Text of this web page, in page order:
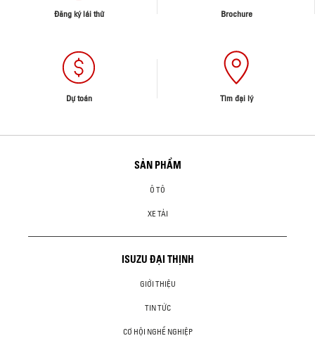
Đăng ký lái thử Brochure
Dự toán Tìm đại lý
SẢN PHẨM
Ô TÔ
XE TẢI
ISUZU ĐẠI THỊNH
GIỚI THIỆU
TIN TỨC
CƠ HỘI NGHỀ NGHIỆP